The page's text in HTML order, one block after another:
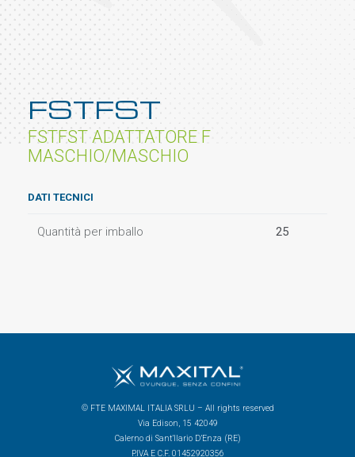
FSTFST
FSTFST ADATTATORE F
MASCHIO/MASCHIO
DATI TECNICI
Quantità per imballo 25
© FTE MAXIMAL ITALIA SRLU – All rights reserved
Via Edison, 15 42049
Calerno di Sant’Ilario D’Enza (RE)
P.IVA E C.F. 01452920356